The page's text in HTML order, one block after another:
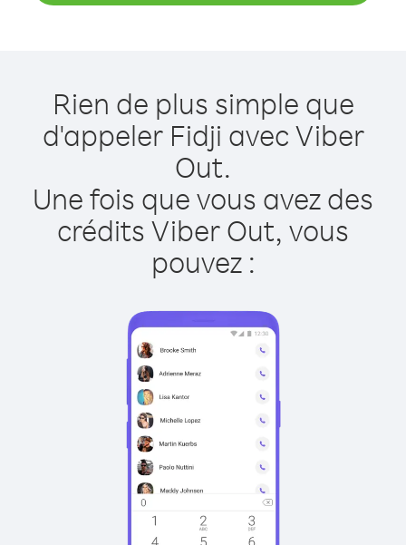
Rien de plus simple que
d'appeler Fidji avec Viber
Out.
Une fois que vous avez des
crédits Viber Out, vous
pouvez :